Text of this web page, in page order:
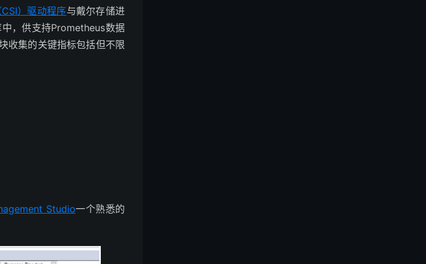
）驱动程序与戴尔存储进
，供支持Prometheus数据
收集的关键指标包括但不限
Studio一个熟悉的